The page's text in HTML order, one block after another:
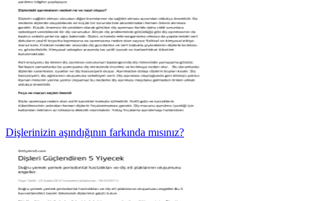
Dişlerinizin aşındığının farkında mısınız?